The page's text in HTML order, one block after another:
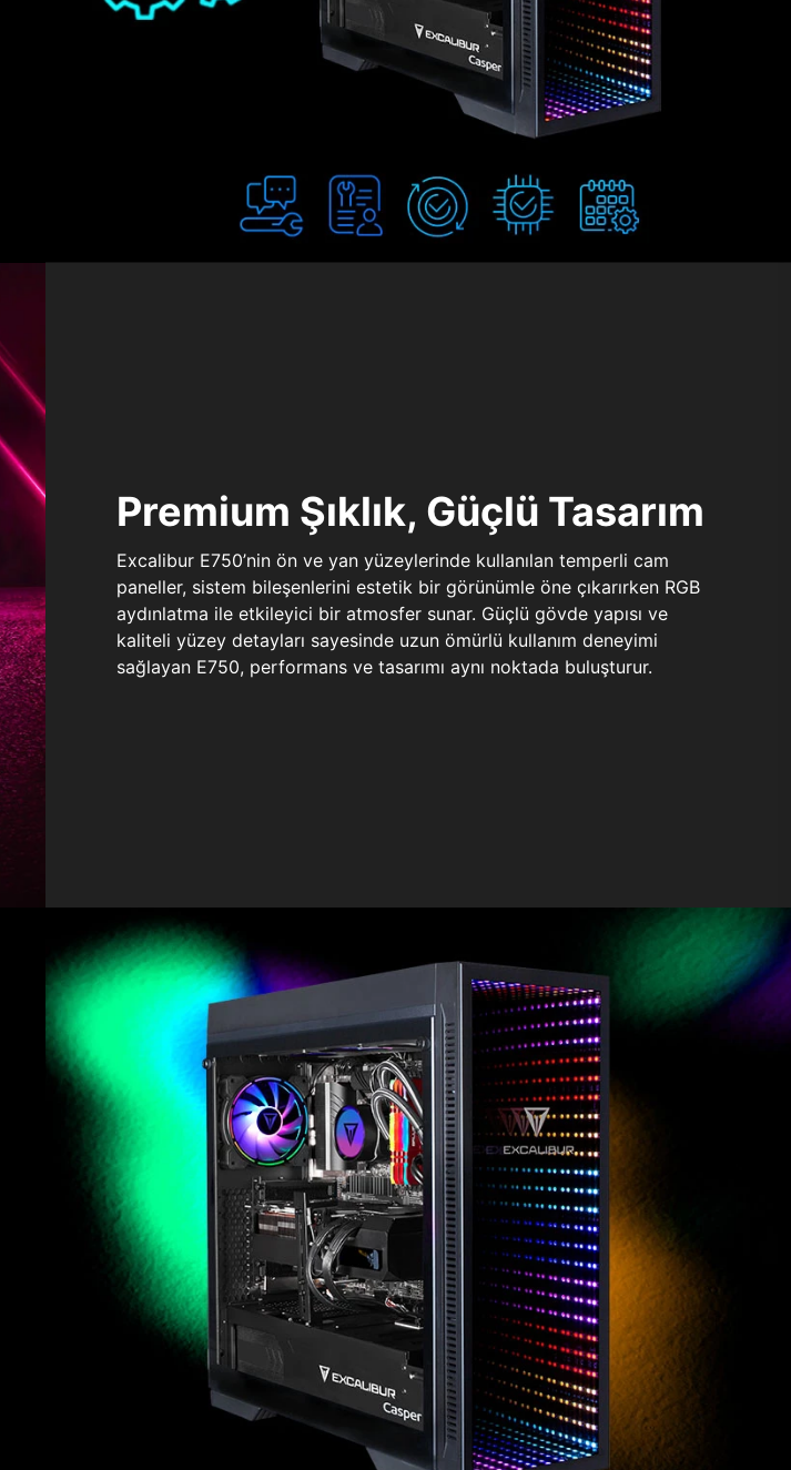
Premium Şıklık, Güçlü Tasarım
Excalibur E750’nin ön ve yan yüzeylerinde kullanılan temperli cam
paneller, sistem bileşenlerini estetik bir görünümle öne çıkarırken RGB
aydınlatma ile etkileyici bir atmosfer sunar. Güçlü gövde yapısı ve
kaliteli yüzey detayları sayesinde uzun ömürlü kullanım deneyimi
sağlayan E750, performans ve tasarımı aynı noktada buluşturur.